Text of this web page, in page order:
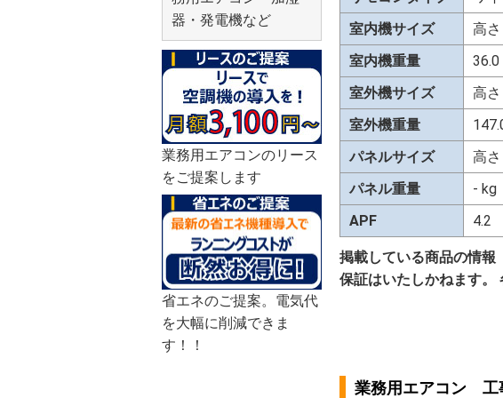
器・発電機など
業務用エアコンのリース
をご提案します
省エネのご提案。電気代
を大幅に削減できま
す！！
室内機サイズ
高
室内機重量
36.0
室外機サイズ
高
室外機重量
パネルサイズ
高
パネル重量
- kg
APF
4.2
掲載している商品の情報
保証はいたしかねます。
業務用エアコン 工